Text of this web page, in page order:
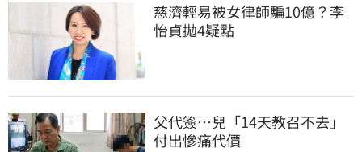
慈濟輕易被女律師騙10億？李
怡貞拋4疑點
父代簽…兒「14天教召不去」
付出慘痛代價